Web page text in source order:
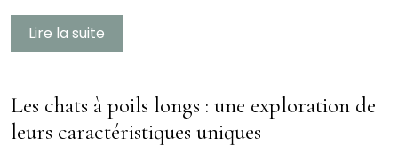
Lire la suite
Les chats à poils longs : une exploration de
leurs caractéristiques uniques